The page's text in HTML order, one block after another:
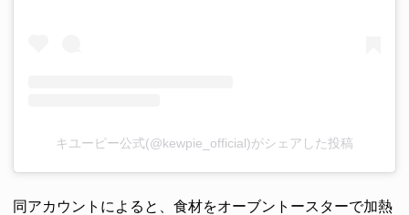
キユーピー公式(@kewpie_official)がシェアした投稿
同アカウントによると、食材をオーブントースターで加熱